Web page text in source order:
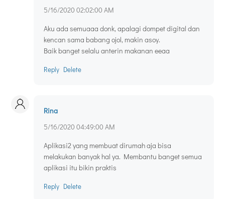
5/16/2020 02:02:00 AM
Aku ada semuaaa donk, apalagi dompet digital dan
kencan sama babang ojol, makin asoy.
Baik banget selalu anterin makanan eeaa
Reply Delete
Rina
5/16/2020 04:49:00 AM
Aplikasi2 yang membuat dirumah aja bisa
melakukan banyak hal ya. Membantu banget semua
aplikasi itu bikin praktis
Reply Delete